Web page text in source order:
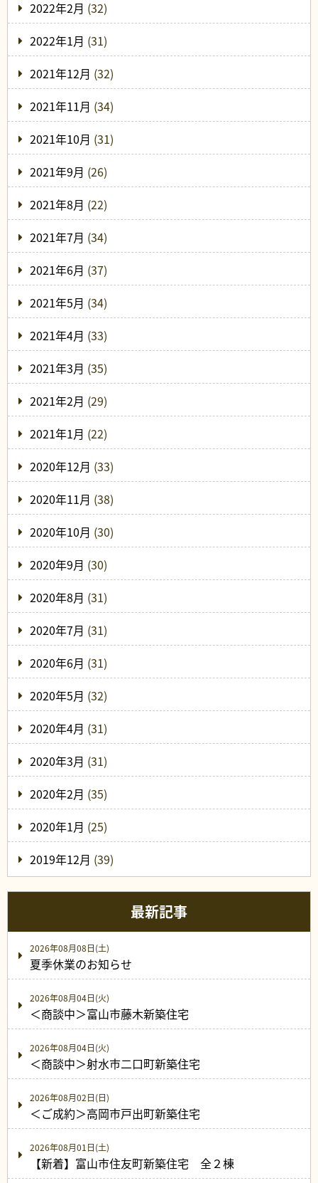
2022年2月 (32)
2022年1月 (31)
2021年12月 (32)
2021年11月 (34)
2021年10月 (31)
2021年9月 (26)
2021年8月 (22)
2021年7月 (34)
2021年6月 (37)
2021年5月 (34)
2021年4月 (33)
2021年3月 (35)
2021年2月 (29)
2021年1月 (22)
2020年12月 (33)
2020年11月 (38)
2020年10月 (30)
2020年9月 (30)
2020年8月 (31)
2020年7月 (31)
2020年6月 (31)
2020年5月 (32)
2020年4月 (31)
2020年3月 (31)
2020年2月 (35)
2020年1月 (25)
2019年12月 (39)
最新記事
2026年08月08日(土)
夏季休業のお知らせ
2026年08月04日(火)
＜商談中＞富山市藤木新築住宅
2026年08月04日(火)
＜商談中＞射水市二口町新築住宅
2026年08月02日(日)
＜ご成約＞高岡市戸出町新築住宅
2026年08月01日(土)
【新着】富山市住友町新築住宅 全２棟